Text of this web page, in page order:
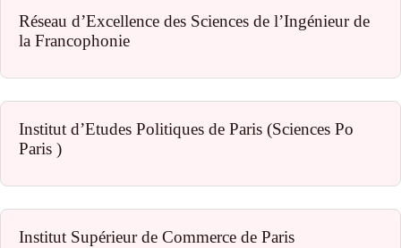
Réseau d’Excellence des Sciences de l’Ingénieur de
la Francophonie
Institut d’Etudes Politiques de Paris (Sciences Po
Paris )
Institut Supérieur de Commerce de Paris